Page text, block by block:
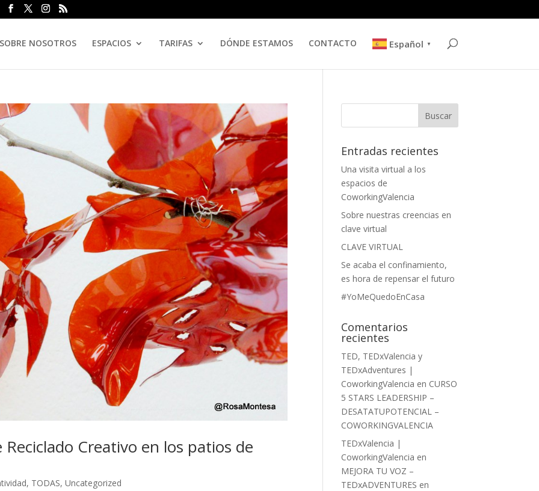
NOSOTROS ESPACIOS TARIFAS DÓNDE ESTAMOS CONTACTO Español ▼
Creativo en los patios de
, TODAS,Uncategorized
Entradas recientes
Una visita virtual a los
espacios de
CoworkingValencia
Sobre nuestras creencias en
clave virtual
CLAVE VIRTUAL
Se acaba el confinamiento,
es hora de repensar el futuro
#YoMeQuedoEnCasa
Comentarios
recientes
TED, TEDxValencia y
TEDxAdventures |
CoworkingValencia en CURSO
5 STARS LEADERSHIP –
DESATATUPOTENCIAL –
COWORKINGVALENCIA
TEDxValencia |
CoworkingValencia en
MEJORA TU VOZ –
TEDxADVENTURES en